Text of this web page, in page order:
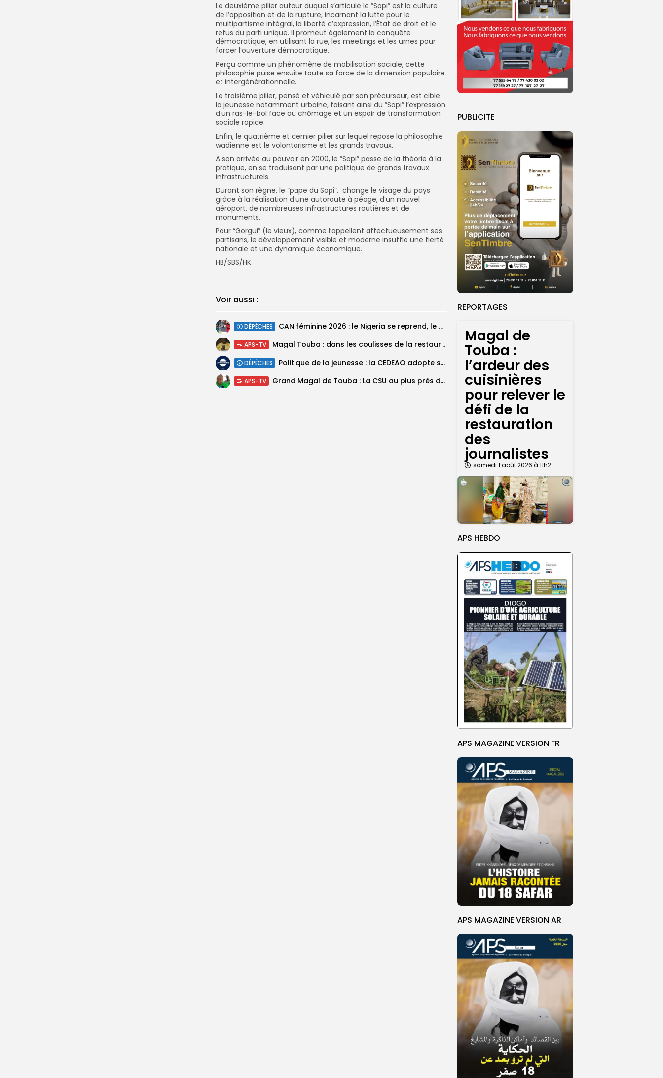
PUBLICITE
REPORTAGES
Magal de
Touba :
l’ardeur des
cuisinières
pour relever le
défi de la
restauration
des
journalistes
samedi 1 août 2026 à 11h21
APS HEBDO
APS MAGAZINE VERSION FR
APS MAGAZINE VERSION AR
Le deuxième pilier autour duquel s’articule le ”Sopi” est la culture
de l’opposition et de la rupture, incarnant la lutte pour le
multipartisme intégral, la liberté d’expression, l’État de droit et le
refus du parti unique. Il promeut également la conquête
démocratique, en utilisant la rue, les meetings et les urnes pour
forcer l’ouverture démocratique.
Perçu comme un phénomène de mobilisation sociale, cette
philosophie puise ensuite toute sa force de la dimension populaire
et intergénérationnelle.
Le troisième pilier, pensé et véhiculé par son précurseur, est cible
la jeunesse notamment urbaine, faisant ainsi du ”Sopi” l’expression
d’un ras-le-bol face au chômage et un espoir de transformation
sociale rapide.
Enfin, le quatrième et dernier pilier sur lequel repose la philosophie
wadienne est le volontarisme et les grands travaux.
A son arrivée au pouvoir en 2000, le ”Sopi” passe de la théorie à la
pratique, en se traduisant par une politique de grands travaux
infrastructurels.
Durant son règne, le “pape du Sopi”, change le visage du pays
grâce à la réalisation d’une autoroute à péage, d’un nouvel
aéroport, de nombreuses infrastructures routières et de
monuments.
Pour “Gorgui” (le vieux), comme l’appellent affectueusement ses
partisans, le développement visible et moderne insuffle une fierté
nationale et une dynamique économique.
HB/SBS/HK
Voir aussi :
DÉPÊCHES ‎CAN féminine 2026 : le Nigeria se reprend, le Malawi surprend encore...
APS-TV Magal Touba : dans les coulisses de la restauration de la presse...
DÉPÊCHES Politique de la jeunesse : la CEDEAO adopte son plan d’actions stratégiques...
APS-TV Grand Magal de Touba : La CSU au plus près des pèlerins